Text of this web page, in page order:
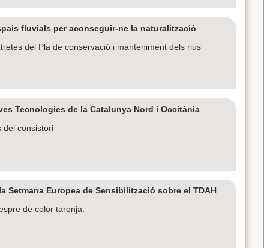
fluvials per aconseguir-ne la naturalització
del Pla de conservació i manteniment dels rius
Tecnologies de la Catalunya Nord i Occitània
del consistori
Setmana Europea de Sensibilització sobre el TDAH
de color taronja.